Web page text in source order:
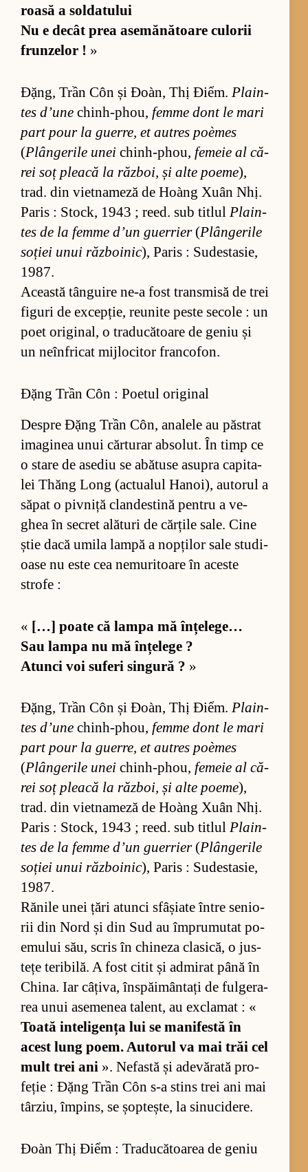
roasă a sol­da­tu­lui
Nu e de­cât prea ase­mă­nă­toare cu­lo­rii
frun­ze­lor ! »
Đặng, Trần Côn și Đoàn, Thị Điểm. Plain­
tes d’une chin­h-phou, femme dont le mari
part pour la gu­er­re, et au­tres poè­mes
(Plân­ge­rile unei chin­h-phou, fe­meie al că­
rei soț pleacă la răz­boi, și alte po­eme),
trad. din vi­et­na­meză de Hoàng Xuân Nhị.
Pa­ris : Sto­ck, 1943 ; re­ed. sub ti­tlul Plain­
tes de la femme d’un gu­er­rier(Plân­ge­rile
so­ției unui răz­bo­i­nic), Pa­ris : Su­des­ta­sie,
1987.
Această tân­gu­ire ne-a fost trans­misă de trei
fi­guri de ex­cep­ție, re­u­nite peste se­cole : un
poet ori­gi­nal, o tra­du­că­toare de ge­niu și
un ne­în­fri­cat mij­lo­ci­tor fran­co­fon.
Đặng Trần Côn : Poetul original
Des­pre Đặng Trần Côn, ana­lele au păs­trat
ima­gi­nea unui căr­tu­rar ab­so­lut. În timp ce
o stare de ase­diu se abă­tuse asu­pra ca­pi­ta­
lei Thăng Long (ac­tu­a­lul Ha­no­i), au­to­rul a
să­pat o piv­niță clan­des­tină pen­tru a ve­
ghea în se­cret ală­turi de căr­țile sa­le. Cine
știe dacă umila lampă a nop­ți­lor sale stu­di­
oase nu este cea ne­mu­ri­toare în aceste
strofe :
« […] poate că lampa mă în­țe­le­ge…
Sau lampa nu mă în­țe­lege ?
Atunci voi su­feri sin­gură ? »
Đặng, Trần Côn și Đoàn, Thị Điểm. Plain­
tes d’une chin­h-phou, femme dont le mari
part pour la gu­er­re, et au­tres poè­mes
(Plân­ge­rile unei chin­h-phou, fe­meie al că­
rei soț pleacă la răz­boi, și alte po­eme),
trad. din vi­et­na­meză de Hoàng Xuân Nhị.
Pa­ris : Sto­ck, 1943 ; re­ed. sub ti­tlul Plain­
tes de la femme d’un gu­er­rier(Plân­ge­rile
so­ției unui răz­bo­i­nic), Pa­ris : Su­des­ta­sie,
1987.
Ră­nile unei țări atunci sfâși­ate în­tre se­ni­o­
rii din Nord și din Sud au îm­pru­mu­tat po­
e­mu­lui său, scris în chi­neza cla­si­că, o jus­
tețe te­ri­bi­lă. A fost ci­tit și ad­mi­rat până în
Chi­na. Iar câ­ți­va, în­spă­i­mân­tați de ful­ge­ra­
rea unui ase­me­nea ta­lent, au ex­cla­mat : «
Toată in­te­li­gența lui se ma­ni­festă în
acest lung po­em. Au­to­rul va mai trăi cel
mult trei ani ». Ne­fastă și ade­vă­rată pro­
fe­ție : Đặng Trần Côn s-a stins trei ani mai
târ­ziu, îm­pins, se șop­teș­te, la si­nu­ci­de­re.
Đoàn Thị Điểm : Traducătoarea de geniu